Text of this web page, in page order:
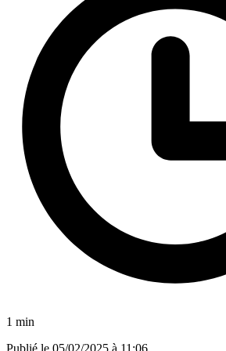
1 min
Publié le 05/02/2025 à 11:06